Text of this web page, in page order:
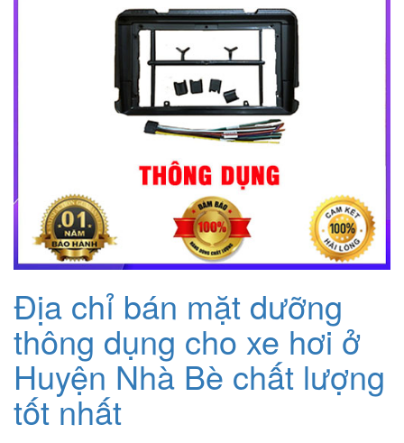
Địa chỉ bán mặt dưỡng
thông dụng cho xe hơi ở
Huyện Nhà Bè chất lượng
tốt nhất